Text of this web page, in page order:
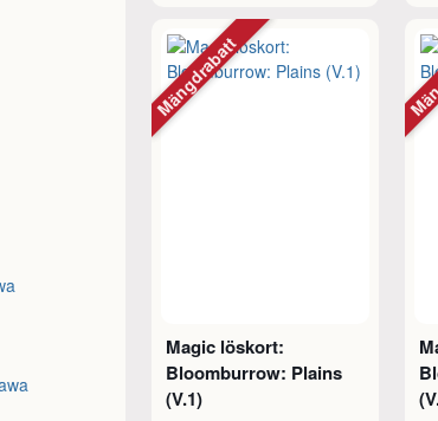
Magic löskort:
Bloomburrow: Plains
(V.1)
Mängdrabatt